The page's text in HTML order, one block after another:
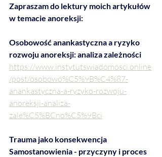
Zapraszam do lektury moich artykułów
w temacie anoreksji:
Osobowość anankastyczna a ryzyko
rozwoju anoreksji: analiza zależności
https://www.instytutswiadomosci.online
/post/osobowo%C5%9B%C4%87-
anankastyczna-a-ryzyko-rozwoju-
anoreksji-analiza-
zale%C5%BCno%C5%9Bci
Trauma jako konsekwencja
Samostanowienia - przyczyny i proces